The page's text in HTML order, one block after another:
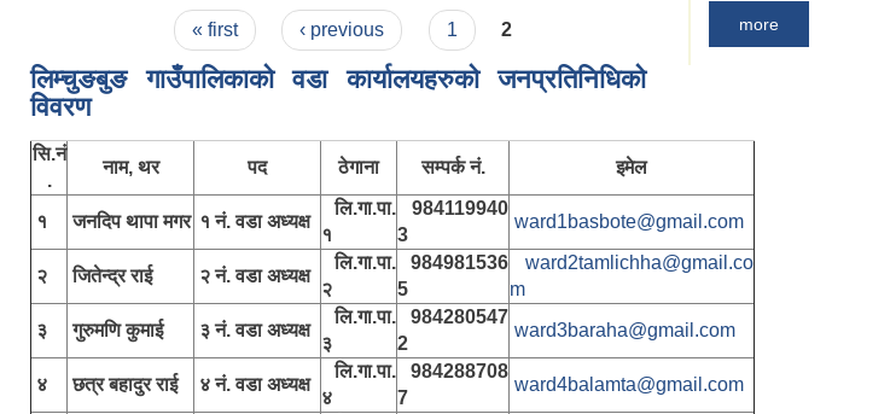
« first ‹ previous 1 2
लिम्चुङबुङ गाउँपालिकाकाे वडा कार्यालयहरुकाे जनप्रतिनिधिकाे
विवरण
सि.नं
.
नाम, थर पद ठेगाना सम्पर्क नं. इमेल
१ जनदिप थापा मगर १ नं. वडा अध्यक्ष
लि.गा.पा.
१
984119940
3
ward1basbote@gmail.com
२ जितेन्द्र राई २ नं. वडा अध्यक्ष
लि.गा.पा.
२
984981536
5
ward2tamlichha@gmail.co
m
३
गुरुमणि कुमाई ३ नं. वडा अध्यक्ष
लि.गा.पा.
३
984280547
2
ward3baraha@gmail.com
४ छत्र बहादुर राई ४ नं. वडा अध्यक्ष
लि.गा.पा.
४
984288708
7
ward4balamta@gmail.com
more